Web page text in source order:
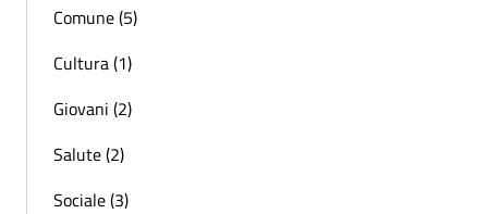
Comune (5)
Cultura (1)
Giovani (2)
Salute (2)
Sociale (3)